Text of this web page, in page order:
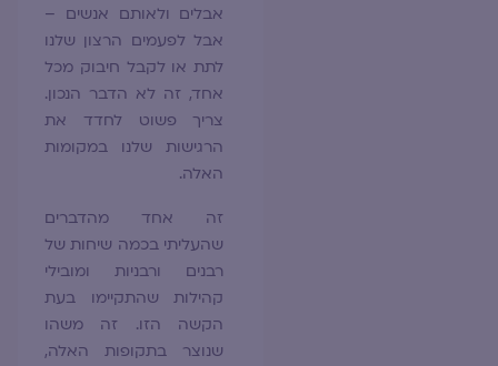
אבלים ולאותם אנשים –
אבל לפעמים הרצון שלנו
לתת או לקבל חיבוק מכל
אחד, זה לא הדבר הנכון.
צריך פשוט לחדד את
הרגישות שלנו במקומות
האלה.
זה אחד מהדברים
שהעליתי בכמה שיחות של
רבנים ורבניות ומובילי
קהילות שהתקיימו בעת
הקשה הזו. זה משהו
שנוצר בתקופות האלה,